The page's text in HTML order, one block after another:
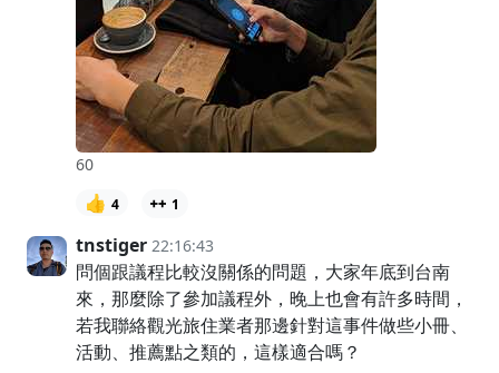
60
👍 4 1
tnstiger 22:16:43
問個跟議程比較沒關係的問題，大家年底到台南
來，那麼除了參加議程外，晚上也會有許多時間，
若我聯絡觀光旅住業者那邊針對這事件做些小冊、
活動、推薦點之類的，這樣適合嗎？